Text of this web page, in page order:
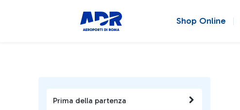
Shop Online
Prima della partenza